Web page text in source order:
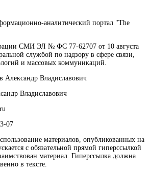
аналитический портал "The
СМИ ЭЛ № ФС 77-62707 от 10 августа
службой по надзору в сфере связи,
и массовых коммуникаций.
Александр Владиславович
Владиславович
07
материалов, опубликованных на
с обязательной прямой гиперссылкой
материал. Гиперссылка должна
в тексте.